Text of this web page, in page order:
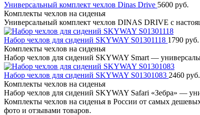
Универсальный комплект чехлов Dinas Drive 5600 руб.
Комплекты чехлов на сиденья
Универсальный комплект чехлов DINAS DRIVE с
Набор чехлов для сидений SKYWAY S01301118 1790 руб.
Комплекты чехлов на сиденья
Набор чехлов для сидений SKYWAY Smart —
Набор чехлов для сидений SKYWAY S01301083 2460 руб.
Комплекты чехлов на сиденья
Набор чехлов для сидений SKYWAY Safari «Зебра» —
Комплекты чехлов на сиденья в России от самых
фото и отзывами товаров.